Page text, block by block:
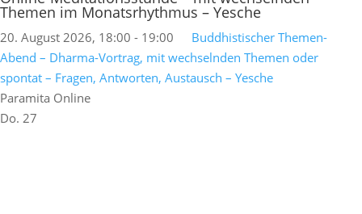
Themen im Monatsrhythmus – Yesche
20. August 2026, 18:00 - 19:00
Buddhistischer Themen-
Abend – Dharma-Vortrag, mit wechselnden Themen oder
spontat – Fragen, Antworten, Austausch – Yesche
Paramita Online
Do. 27